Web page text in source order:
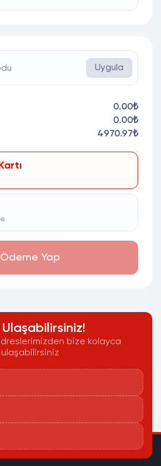
Uygula
0.00₺
0.00₺
4970.97₺
Ödeme Yap
Ulaşabilirsiniz!
bize kolayca
ulaşabilirsiniz